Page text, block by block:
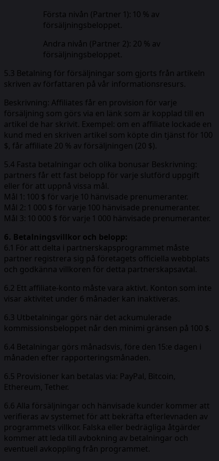
Första nivån (Partner 1): 10 % av
försäljningsbeloppet.
Andra nivån (Partner 2): 20 % av
försäljningsbeloppet.
5.3 Betalning för försäljningar som gjorts från artikeln
skriven av författaren på vår informationsresurs.
Beskrivning: Affiliates får en provision för varje
försäljning som görs via en länk som är kopplad till en
artikel de har skrivit. Exempel: om en affiliate lockade en
kund med en skriven artikel som köpte din tjänst för 100
$, får affiliate 20 % av försäljningen (20 $).
5.4 Fasta betalningar och olika bonusar Beskrivning:
partners får ett fast belopp för varje slutförd uppgift
eller för att uppnå vissa mål.
Mål 1: 100 $ för varje 10 hänvisade prenumeranter.
Mål 2: 1 000 $ för varje 100 hänvisade prenumeranter.
Mål 3: 10 000 $ för varje 1 000 hänvisade prenumeranter.
6. Betalningsvillkor och belopp:
6.1 För att delta i partnerskapsprogrammet måste
partner registrera sig på företagets officiella webbplats
och godkänna villkoren för detta partnerskapsavtal.
6.2 Ett affiliate-konto måste vara aktivt. Konton som inte
visar aktivitet under 6 månader kan inaktiveras.
6.3 Utbetalningar görs när det ackumulerade
kommissionsbeloppet når den minimi gränsen på 100 $.
6.4 Betalningar görs månadsvis, före den 15:e dagen i
månaden efter rapporteringsmånaden.
6.5 Provisioner kan betalas via: PayPal, Bitcoin,
Ethereum, Tether.
6.6 Alla försäljningar och hänvisade kunder kommer att
verifieras av systemet för att bekräfta efterlevnaden av
programmets villkor. Falska eller bedrägliga åtgärder
kommer att leda till avbokning av betalningar och
eventuell avkoppling från programmet.